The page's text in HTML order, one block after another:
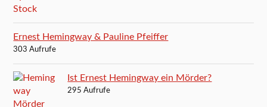
Ernest Hemingway & Pauline Pfeiffer
303 Aufrufe
Ist Ernest Hemingway ein Mörder?
295 Aufrufe